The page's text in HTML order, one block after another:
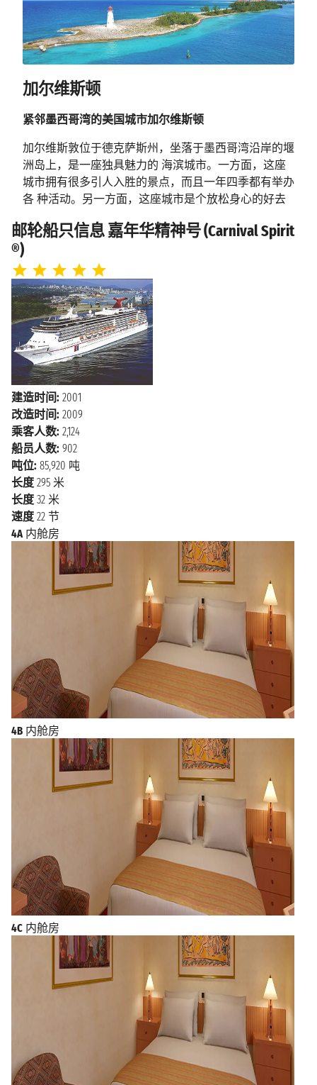
2027年11月12日星期五
上午8:00 - 下午4:00
蒙特哥贝
上午8:00 - 下午5:00
罗阿坦岛
2027年11月15日星期一
上午8:00 - 下午5:00
伯利兹城
2027年11月16日星期二
上午8:00 - 下午4:00
2027年11月18日星期四
上午8:00
加尔维斯顿
紧邻墨西哥湾的美国城市加尔维斯顿
加尔维斯敦位于德克萨斯州，坐落于墨西哥湾沿岸的堰
洲岛上，是一座独具魅力的 海滨城市。一方面，这座
城市拥有很多引人入胜的景点，而且一年四季都有举办
各 种活动。另一方面，这座城市是个放松身心的好去
墨西哥湾。这座海滨城市以其壮丽的沙滩闻名遐迩。海
岸线长达 52公里，这里中年阳光明媚，绝对是一个让你
心满意足的度假天堂。如果你想欣 赏加尔维斯敦独一
无二的墨西哥湾风光，但又不想沾上沙子和海水，那不
妨去看看 加尔维斯敦岛上历史悠长的快乐码头游乐
园。快乐码头由嘉年华游戏，经典美食小 吃和70米高
的摩天轮，全家老小都能在这里快乐的度过时光。 这
里的气候属于湿润的亚热带气候，夏季炎热，冬季温
和。游览这座城市最好的季 节当属春季和秋季，这是
的气候最凉爽宜人，去狭长的海滩漫步和去探索老城区
是 最合适不过的。
除了风景绝美的海滩，加尔维斯敦还有很多其他景点。
这座德克萨斯州小城建于 1839年，历史悠久，所以当你
漫步在市中心的历史街区时，可以看到各种不同年 代
的建筑物。由希腊复兴风格建筑、意大利风格的图书
馆、维多利亚风格的商铺。 在这里还能找到一些本地
精品商店，以及屡获殊荣的餐厅。 加尔维斯顿的当地
传统美食反映了这里悠久的海洋历史，以及丰富又新鲜
的海产品 。典型的美食有红烩虾、烤鱼、炸生蚝。随
便走进当地的小餐馆都能品尝到原汁原 味的当地特
色，而且你能在品尝美味佳肴的同时一边欣赏着优美的
邮轮船只信息 嘉年华精神号 (Carnival Spirit
®)
建造时间: 2001
改造时间: 2009
乘客人数: 2,124
船员人数: 902
吨位: 85,920 吨
长度 295 米
长度 32 米
速度 22 节
4A 内舱房
4B 内舱房
4C 内舱房